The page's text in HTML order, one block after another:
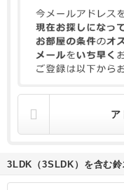
ア
3LDK（3SLDK）を含む